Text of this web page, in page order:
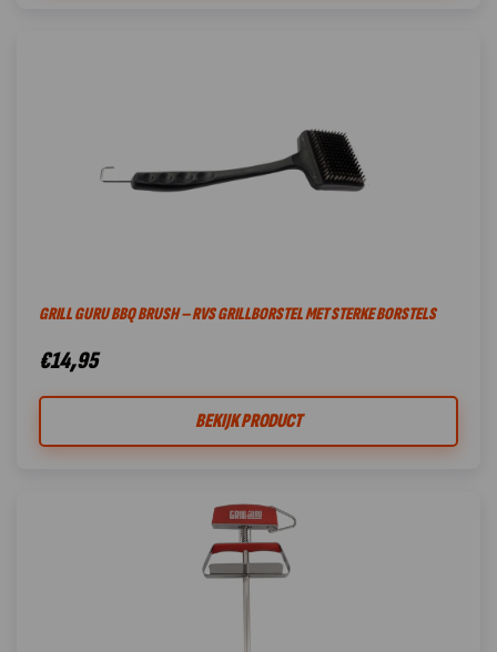
GRILL GURU BBQ BRUSH – RVS GRILLBORSTEL MET STERKE BORSTELS
€14,95
BEKIJK PRODUCT